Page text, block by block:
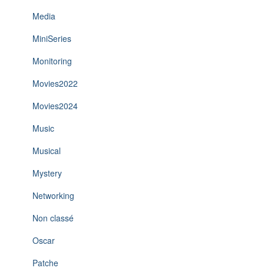
Media
MiniSeries
Monitoring
Movies2022
Movies2024
Music
Musical
Mystery
Networking
Non classé
Oscar
Patche